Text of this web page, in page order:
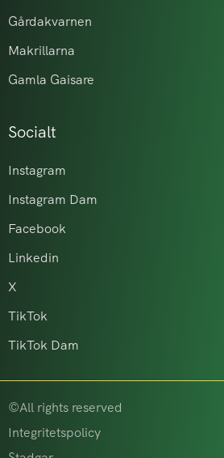
Gårdakvarnen
Makrillarna
Gamla Gaisare
Socialt
Instagram
Instagram Dam
Facebook
Linkedin
X
TikTok
TikTok Dam
©All rights reserved
Integritetspolicy